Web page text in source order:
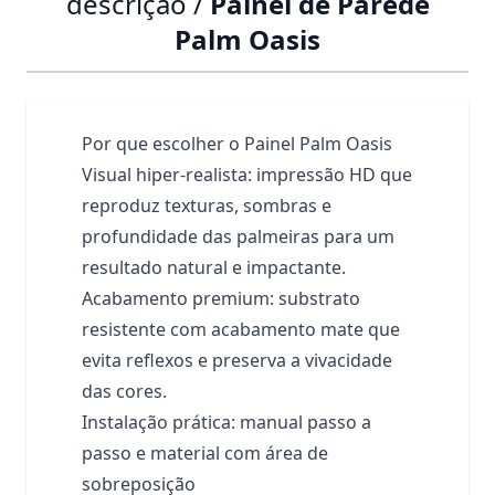
Palm Oasis
Por que escolher o Painel Palm Oasis
Visual hiper-realista: impressão HD que
reproduz texturas, sombras e
profundidade das palmeiras para um
resultado natural e impactante.
Acabamento premium: substrato
resistente com acabamento mate que
evita reflexos e preserva a vivacidade
das cores.
Instalação prática: manual passo a
passo e material com área de
sobreposição